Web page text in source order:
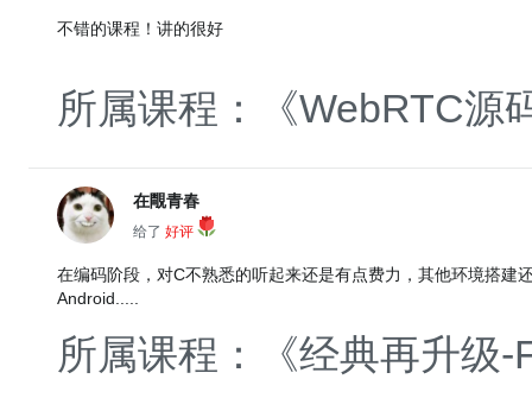
不错的课程！讲的很好
所属课程：《WebRTC源
在覸青春
给了 好评
在编码阶段，对C不熟悉的听起来还是有点费力，其他环境搭
Android.....
所属课程：《经典再升级